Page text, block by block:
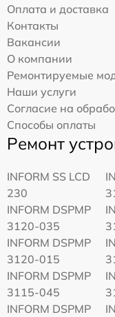
Оплата и доставка
Контакты
Вакансии
О компании
Ремонтируемые
Наши услуги
Согласие на
Способы оплаты
Ремонт
INFORM SS LCD
230
INFORM DSPMP
3120-035
INFORM DSPMP
3120-015
INFORM DSPMP
3115-045
INFORM DSPMP